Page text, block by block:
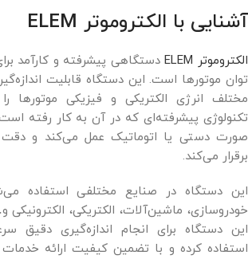
آشنایی با الکتروموتر ELEM
الکتروموتر ELEM
دستگاهی پیشرفته و کارآمد
توان موتورها است. این دستگاه قابلیت
مختلف انرژی الکتریکی و فیزیکی موتورها را
صورت دستی یا اتوماتیک عمل می‌کند و دقت
برقرار می‌کند.
این دستگاه در صنایع مختلفی استفاده
خودروسازی، ماشین‌آلات، الکتریکی، الکترونیکی
این دستگاه برای انجام اندازه‌گیری دقیق
استفاده کرده و با تضمین کیفیت ارائه